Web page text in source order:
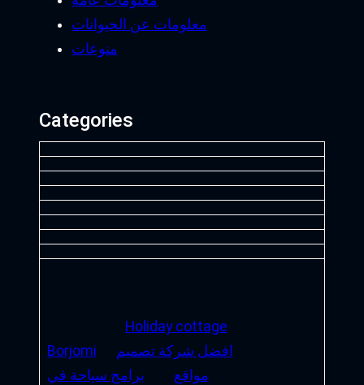
معلومات عن الحيوانات
منوعات
Categories
Holiday cottage
Borjomi
افضل شركة تصميم
مواقع
برامج سياحة في